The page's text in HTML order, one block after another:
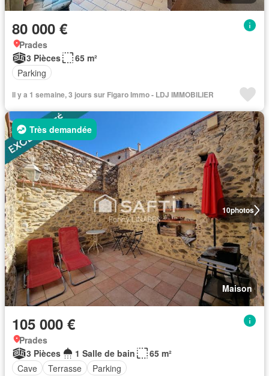
80 000 €
Prades
3 Pièces
65 m²
Parking
Il y a 1 semaine, 3 jours sur Figaro Immo - LDJ IMMOBILIER
10photos
Très demandée
Maison
105 000 €
Prades
3 Pièces
1 Salle de bain
65 m²
Cave
Terrasse Parking